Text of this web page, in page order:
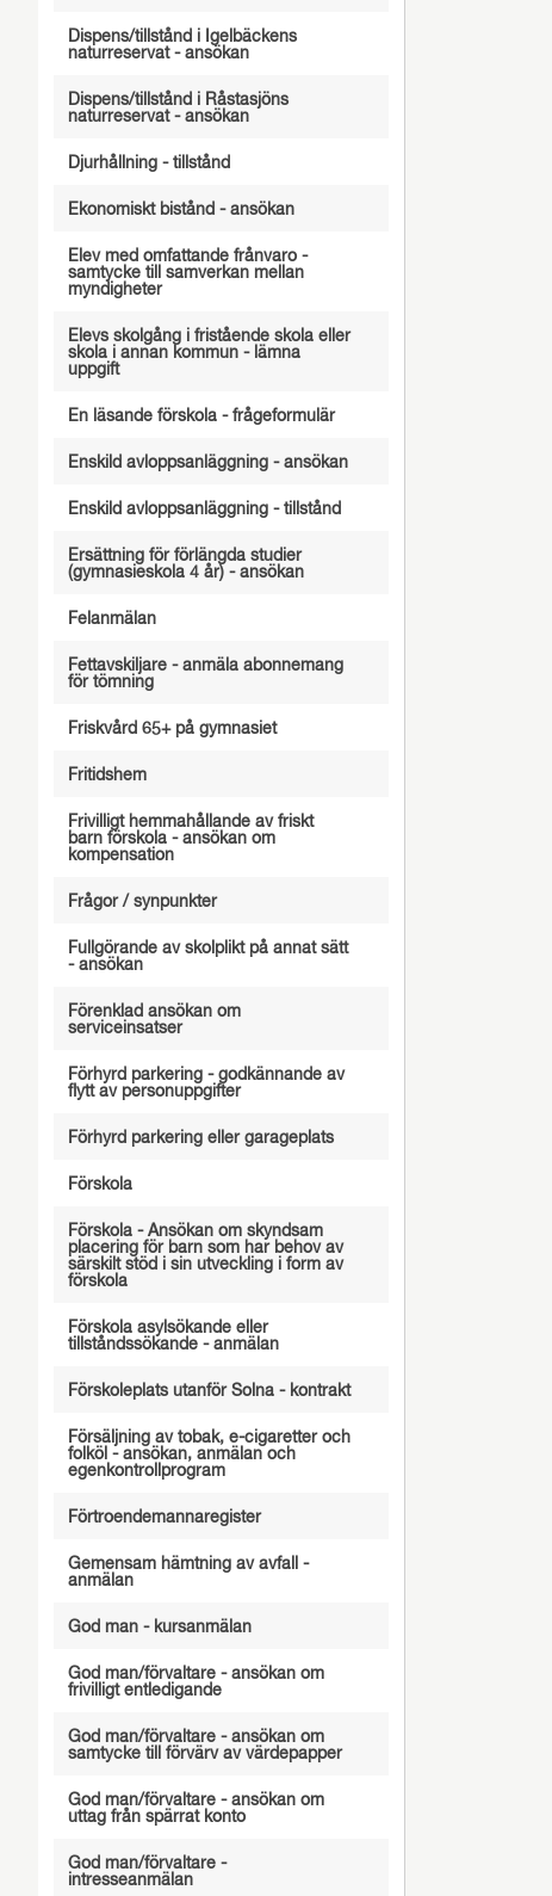
Dispens/tillstånd i Igelbäckens
naturreservat - ansökan
Dispens/tillstånd i Råstasjöns
naturreservat - ansökan
Djurhållning - tillstånd
Ekonomiskt bistånd - ansökan
Elev med omfattande frånvaro -
samtycke till samverkan mellan
myndigheter
Elevs skolgång i fristående skola eller
skola i annan kommun - lämna
uppgift
En läsande förskola - frågeformulär
Enskild avloppsanläggning - ansökan
Enskild avloppsanläggning - tillstånd
Ersättning för förlängda studier
(gymnasieskola 4 år) - ansökan
Felanmälan
Fettavskiljare - anmäla abonnemang
för tömning
Friskvård 65+ på gymnasiet
Fritidshem
Frivilligt hemmahållande av friskt
barn förskola - ansökan om
kompensation
Frågor / synpunkter
Fullgörande av skolplikt på annat sätt
- ansökan
Förenklad ansökan om
serviceinsatser
Förhyrd parkering - godkännande av
flytt av personuppgifter
Förhyrd parkering eller garageplats
Förskola
Förskola - Ansökan om skyndsam
placering för barn som har behov av
särskilt stöd i sin utveckling i form av
förskola
Förskola asylsökande eller
tillståndssökande - anmälan
Förskoleplats utanför Solna - kontrakt
Försäljning av tobak, e-cigaretter och
folköl - ansökan, anmälan och
egenkontrollprogram
Förtroendemannaregister
Gemensam hämtning av avfall -
anmälan
God man - kursanmälan
God man/förvaltare - ansökan om
frivilligt entledigande
God man/förvaltare - ansökan om
samtycke till förvärv av värdepapper
God man/förvaltare - ansökan om
uttag från spärrat konto
God man/förvaltare -
intresseanmälan